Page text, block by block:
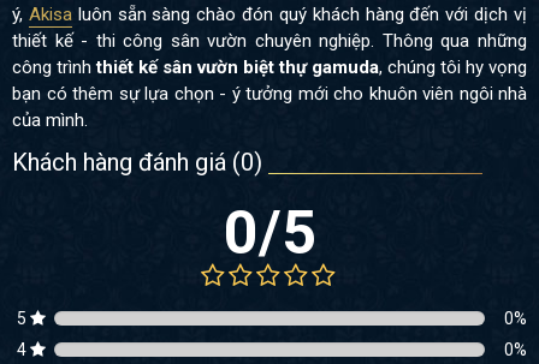
ý, Akisaluôn sẵn sàng chào đón quý khách hàng đến với dịch vị
thiết kế - thi công sân vườn chuyên nghiệp. Thông qua những
công trìnhthiết kế sân vườn biệt thự gamuda, chúng tôi hy vọng
bạn có thêm sự lựa chọn - ý tưởng mới cho khuôn viên ngôi nhà
của mình.
Khách hàng đánh giá (0)
0/5
5 0%
4
0%